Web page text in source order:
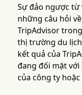
Sự đảo ngược từ
những câu hỏi
TripAdvisor
thị trường du
kết quả của
đang đối mặt
của công ty